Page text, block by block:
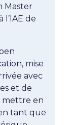
Master
l’IAE de
mise
avec
et de
mettre en
tant que